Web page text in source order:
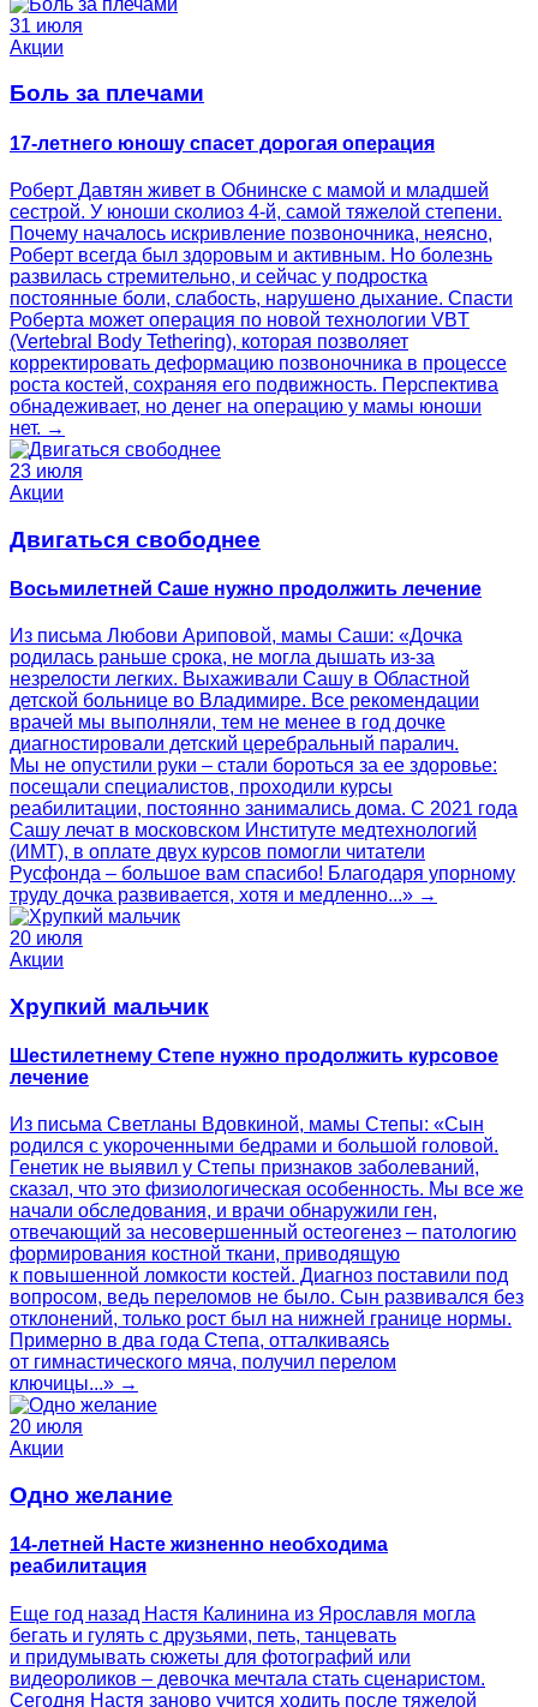
31 июля
Акции
Боль за плечами
17-летнего юношу спасет дорогая операция
Роберт Давтян живет в Обнинске с мамой и младшей
сестрой. У юноши сколиоз 4‑й, самой тяжелой степени.
Почему началось искривление позвоночника, неясно,
Роберт всегда был здоровым и активным. Но болезнь
развилась стремительно, и сейчас у подростка
постоянные боли, слабость, нарушено дыхание. Спасти
Роберта может операция по новой технологии VBT
(Vertebral Body Tethering), которая позволяет
корректировать деформацию позвоночника в процессе
роста костей, сохраняя его подвижность. Перспектива
обнадеживает, но денег на операцию у мамы юноши
нет. →
23 июля
Акции
Двигаться свободнее
Восьмилетней Саше нужно продолжить лечение
Из письма Любови Ариповой, мамы Саши: «Дочка
родилась раньше срока, не могла дышать из-за
незрелости легких. Выхаживали Сашу в Областной
детской больнице во Владимире. Все рекомендации
врачей мы выполняли, тем не менее в год дочке
диагностировали детский церебральный паралич.
Мы не опустили руки – стали бороться за ее здоровье:
посещали специалистов, проходили курсы
реабилитации, постоянно занимались дома. С 2021 года
Сашу лечат в московском Институте медтехнологий
(ИМТ), в оплате двух курсов помогли читатели
Русфонда – большое вам спасибо! Благодаря упорному
труду дочка развивается, хотя и медленно...» →
20 июля
Акции
Хрупкий мальчик
Шестилетнему Степе нужно продолжить курсовое
лечение
Из письма Светланы Вдовкиной, мамы Степы: «Сын
родился с укороченными бедрами и большой головой.
Генетик не выявил у Степы признаков заболеваний,
сказал, что это физиологическая особенность. Мы все же
начали обследования, и врачи обнаружили ген,
отвечающий за несовершенный остеогенез – патологию
формирования костной ткани, приводящую
к повышенной ломкости костей. Диагноз поставили под
вопросом, ведь переломов не было. Сын развивался без
отклонений, только рост был на нижней границе нормы.
Примерно в два года Степа, отталкиваясь
от гимнастического мяча, получил перелом
ключицы...» →
20 июля
Акции
Одно желание
14-летней Насте жизненно необходима
реабилитация
Еще год назад Настя Калинина из Ярославля могла
бегать и гулять с друзьями, петь, танцевать
и придумывать сюжеты для фотографий или
видеороликов – девочка мечтала стать сценаристом.
Сегодня Настя заново учится ходить после тяжелой